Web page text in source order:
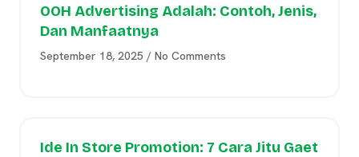
OOH Advertising Adalah: Contoh, Jenis,
Dan Manfaatnya
September 18, 2025 No Comments
Ide In Store Promotion: 7 Cara Jitu Gaet